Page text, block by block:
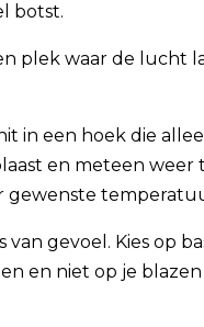
botst.
plek waar de lucht
in een hoek die
en meteen
gewenste
van gevoel. Kies op
en niet op je blazen